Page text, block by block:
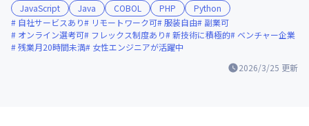
2026/3/25 更新
JavaScript Java COBOL PHP
Python
自社サービスあり
リモートワーク可 服装自由
副業可
オンライン選考可
フレックス制度あり 新技術に積極的
ベンチャー企業
残業月20時間未満
女性エンジニアが活躍中